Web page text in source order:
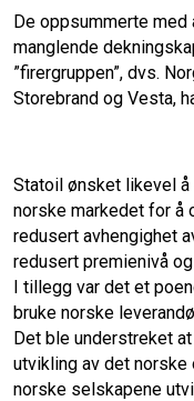
De oppsummerte
manglende
”firergruppen”, dvs.
Storebrand og Vesta,
Statoil ønsket likevel
norske markedet for å
redusert avhengighet
redusert premienivå
I tillegg var det et
bruke norske
Det ble understreket
utvikling av det
norske selskapene